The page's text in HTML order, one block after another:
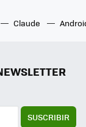
Claude
SUSCRIBIR